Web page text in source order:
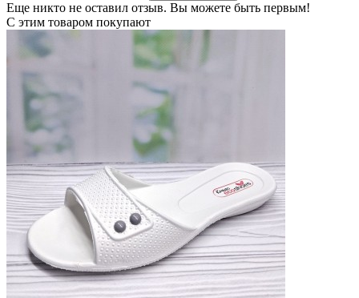
Еще никто не оставил отзыв. Вы можете быть первым!
С этим товаром покупают